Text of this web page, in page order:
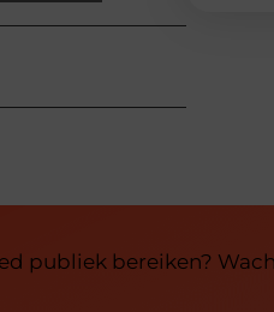
publiek bereiken?